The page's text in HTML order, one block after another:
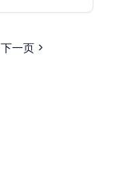
下一页 >